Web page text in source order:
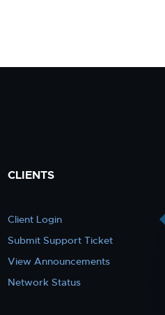
CLIENTS
Client Login
Submit Support Ticket
View Announcements
Network Status